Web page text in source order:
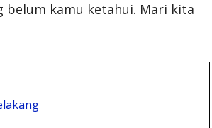
belum kamu ketahui. Mari kita